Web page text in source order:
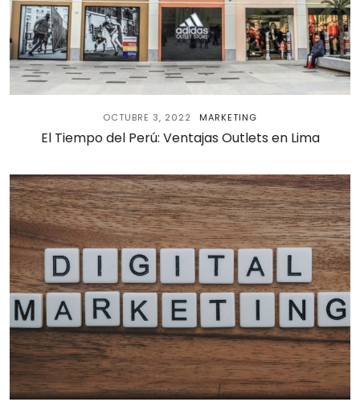
OCTUBRE 3, 2022 MARKETING
El Tiempo del Perú: Ventajas Outlets en Lima